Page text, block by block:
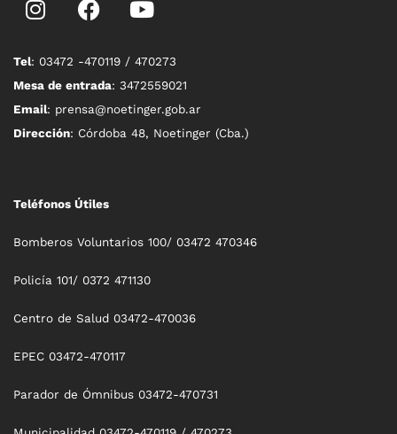
Tel: 03472 -470119 / 470273
Mesa de entrada: 3472559021
Email: prensa@noetinger.gob.ar
Dirección: Córdoba 48, Noetinger (Cba.)
Teléfonos Útiles
Bomberos Voluntarios 100/ 03472 470346
Policía 101/ 0372 471130
Centro de Salud 03472-470036
EPEC 03472-470117
Parador de Ómnibus 03472-470731